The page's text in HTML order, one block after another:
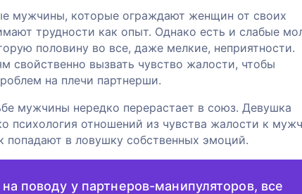
мужчины, которые ограждают женщин от своих
трудности как опыт. Однако есть и слабые
половину во все, даже мелкие, неприятности.
свойственно вызвать чувство жалости, чтобы
на плечи партнерши.
мужчины нередко перерастает в союз. Девушка
психология отношений из чувства жалости к
в ловушку собственных эмоций.
поводу у партнеров-манипуляторов, все